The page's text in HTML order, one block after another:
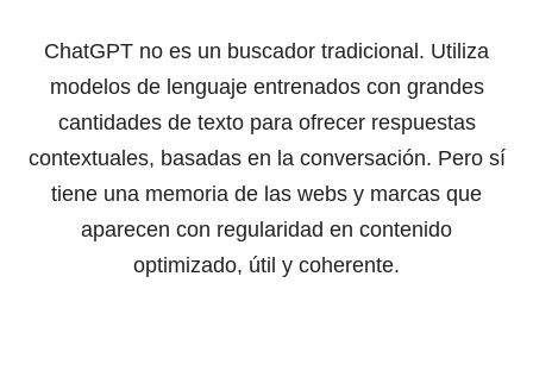
ChatGPT no es un buscador tradicional. Utiliza
modelos de lenguaje entrenados con grandes
cantidades de texto para ofrecer respuestas
contextuales, basadas en la conversación. Pero sí
tiene una memoria de las webs y marcas que
aparecen con regularidad en contenido
optimizado, útil y coherente.